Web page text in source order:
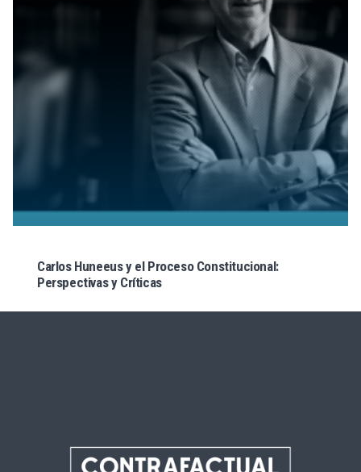
Carlos Huneeus y el Proceso Constitucional:
Perspectivas y Críticas